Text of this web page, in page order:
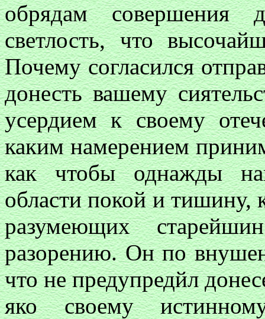
обрядам совершения
светлость, что
Почему согласился
донесть вашему
усердием к своему
каким намерением
как чтобы однажды
области покой и тишину,
разумеющих
разорению. Он по
что не предупредйл
яко своему